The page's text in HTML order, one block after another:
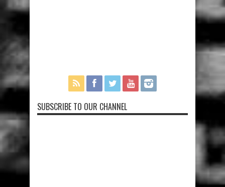
SUBSCRIBE TO OUR CHANNEL